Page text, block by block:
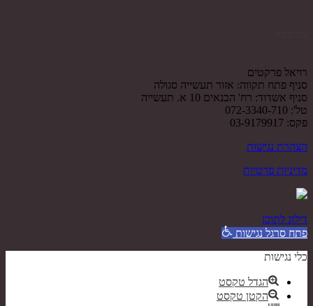
רויאל פרקטים
סניף פתח תקווה: אזור תעשייה סגולה
סניף אשדוד: רח' הבנאים 10 א. תעשייה
טל': 072-3340-710
פקס: 03-9179917
הצהרת נגישות
מדיניות פרטיות
דילוג לתוכן
פתח סרגל נגישות
כלי נגישות
הגדל טקסט
הקטן טקסט